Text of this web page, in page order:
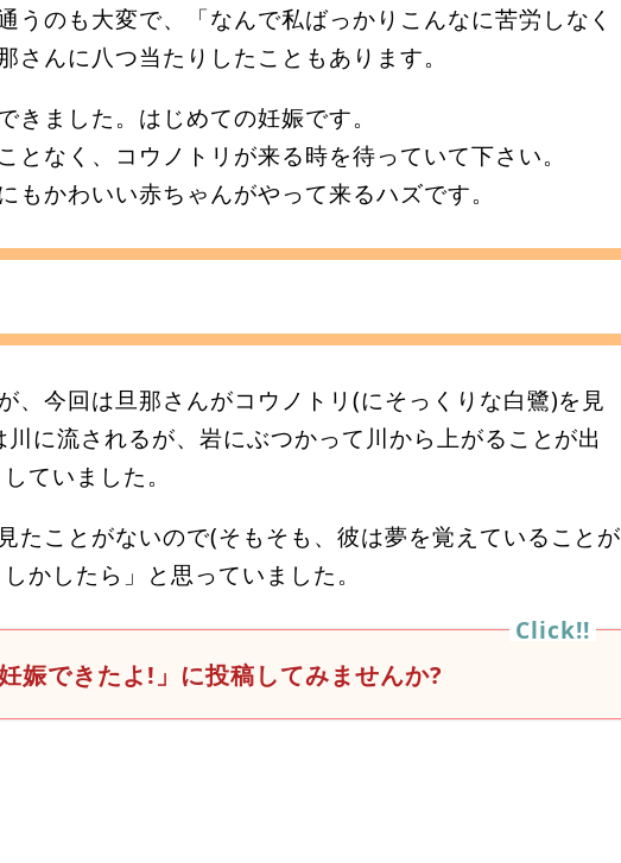
うのも大変で、「なんで私ばっかりこんなに苦労しなく
さんに八つ当たりしたこともあります。
きました。はじめての妊娠です。
となく、コウノトリが来る時を待っていて下さい。
もかわいい赤ちゃんがやって来るハズです。
、今回は旦那さんがコウノトリ(にそっくりな白鷺)を見
に流されるが、岩にぶつかって川から上がることが出
ていました。
たことがないので(そもそも、彼は夢を覚えていることが
かしたら」と思っていました。
娠できたよ!」に投稿してみませんか?